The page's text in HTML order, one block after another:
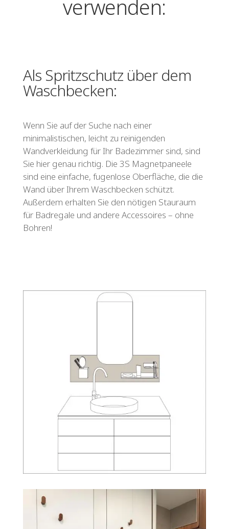
verwenden:
Als Spritzschutz über dem
Waschbecken:
Wenn Sie auf der Suche nach einer
minimalistischen, leicht zu reinigenden
Wandverkleidung für Ihr Badezimmer sind, sind
Sie hier genau richtig. Die 3S Magnetpaneele
sind eine einfache, fugenlose Oberfläche, die die
Wand über Ihrem Waschbecken schützt.
Außerdem erhalten Sie den nötigen Stauraum
für Badregale und andere Accessoires – ohne
Bohren!